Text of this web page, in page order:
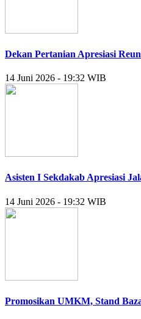
Dekan Pertanian Apresiasi
14 Juni 2026 - 19:32 WIB
Asisten I Sekdakab Apresiasi
14 Juni 2026 - 19:32 WIB
Promosikan UMKM, Stand